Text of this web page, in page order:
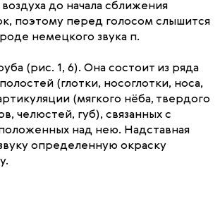
до начала сближения
поэтому перед голосом слышится
немецкого звука п.
(рис. 1, 6). Она состоит из ряда
(глотки, носоглотки, носа,
(мягкого нёба, твердого
челюстей, губ), связанных с
над нею. Надставная
определенную окраску